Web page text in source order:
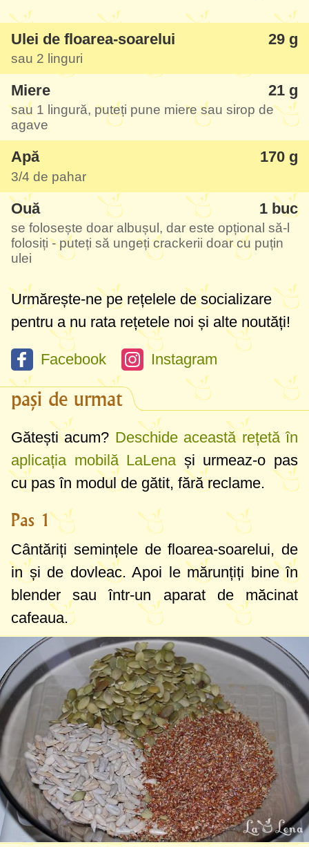
Ulei de floarea-soarelui 29 g
sau 2 linguri
Miere 21 g
sau 1 lingură, puteți pune miere sau sirop de
agave
Apă 170 g
3/4 de pahar
Ouă 1 buc
se folosește doar albușul, dar este opțional să-l
folosiți - puteți să ungeți crackerii doar cu puțin
ulei
Urmărește-ne pe rețelele de socializare
pentru a nu rata rețetele noi și alte noutăți!
Facebook Instagram
pași de urmat
Gătești acum? Deschide această rețetă în
aplicația mobilă LaLenași urmeaz-o pas
cu pas în modul de gătit, fără reclame.
Pas 1
Cântăriți semințele de floarea-soarelui, de
in și de dovleac. Apoi le mărunțiți bine în
blender sau într-un aparat de măcinat
cafeaua.